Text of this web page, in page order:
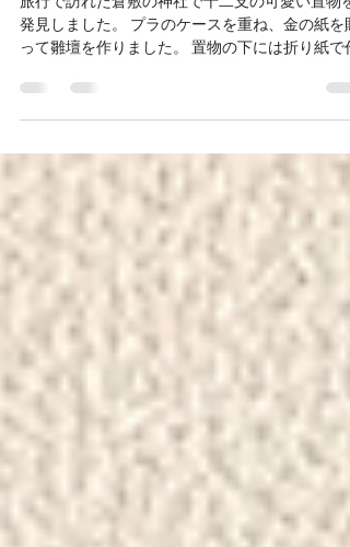
神社で見つけた干支の置物
発見しました。 プラのケースを重ね、金の紙を貼
って雛壇を作りました。 置物の下には折り紙で作
団を敷くことにしました。 ケースに入れて玄関に
飾ることにしました。 ♯趣味 ♯神社 ♯手作り